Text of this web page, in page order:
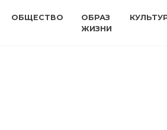
ОБЩЕСТВО
ОБРАЗ
ЖИЗНИ